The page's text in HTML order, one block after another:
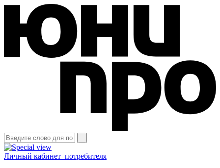
Личный кабинет потребителя